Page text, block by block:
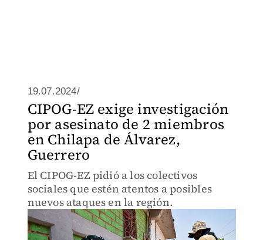
19.07.2024/
CIPOG-EZ exige investigación
por asesinato de 2 miembros
en Chilapa de Álvarez,
Guerrero
El CIPOG-EZ pidió a los colectivos
sociales que estén atentos a posibles
nuevos ataques en la región.